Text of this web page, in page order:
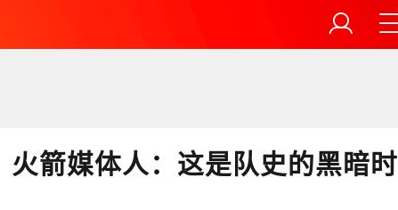
箭媒体人：这是队史的黑暗时